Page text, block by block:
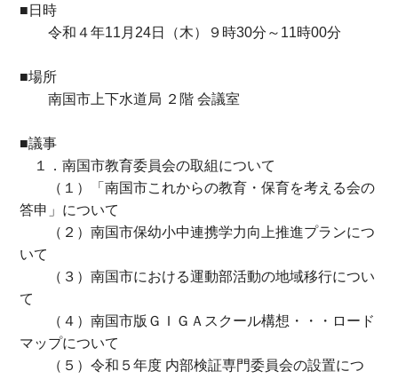
■日時
令和４年11月24日（木）９時30分～11時00分
■場所
南国市上下水道局 ２階 会議室
■議事
１．南国市教育委員会の取組について
（１）「南国市これからの教育・保育を考える会の
答申」について
（２）南国市保幼小中連携学力向上推進プランにつ
いて
（３）南国市における運動部活動の地域移行につい
て
（４）南国市版ＧＩＧＡスクール構想・・・ロード
マップについて
（５）令和５年度 内部検証専門委員会の設置につ